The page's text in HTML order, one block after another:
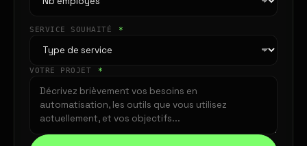
SERVICE SOUHAITÉ *
VOTRE PROJET *